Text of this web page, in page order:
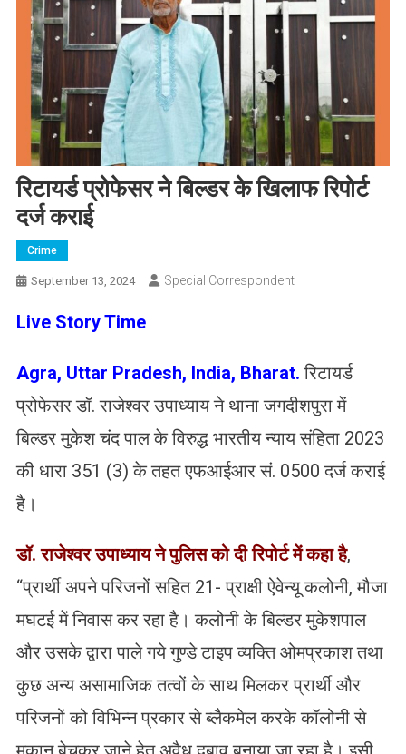
रिटायर्ड प्रोफेसर ने बिल्डर के खिलाफ रिपोर्ट
दर्ज कराई
Crime
September 13, 2024 Special Correspondent
Live Story Time
Agra, Uttar Pradesh, India, Bharat. रिटायर्ड
प्रोफेसर डॉ. राजेश्वर उपाध्याय ने थाना जगदीशपुरा में
बिल्डर मुकेश चंद पाल के विरुद्ध भारतीय न्याय संहिता 2023
की धारा 351 (3) के तहत एफआईआर सं. 0500 दर्ज कराई
है।
डॉ. राजेश्वर उपाध्याय ने पुलिस को दी रिपोर्ट में कहा है,
“प्रार्थी अपने परिजनों सहित 21- प्राक्षी ऐवेन्यू कलोनी, मौजा
मघटई में निवास कर रहा है। कलोनी के बिल्डर मुकेशपाल
और उसके द्वारा पाले गये गुण्डे टाइप व्यक्ति ओमप्रकाश तथा
कुछ अन्य असामाजिक तत्वों के साथ मिलकर प्रार्थी और
परिजनों को विभिन्न प्रकार से ब्लैकमेल करके कॉलोनी से